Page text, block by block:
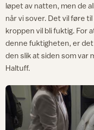
løpet av natten, men de
når vi sover. Det vil føre
kroppen vil bli fuktig. For
denne fuktigheten, er
den slik at siden som var
Haltuff.